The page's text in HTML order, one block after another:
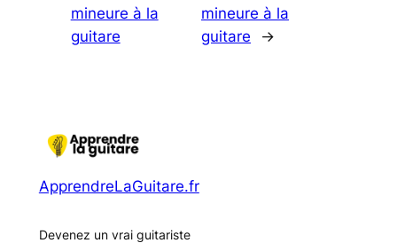
mineure à la
guitare
mineure à la
guitare
→
ApprendreLaGuitare.fr
Devenez un vrai guitariste